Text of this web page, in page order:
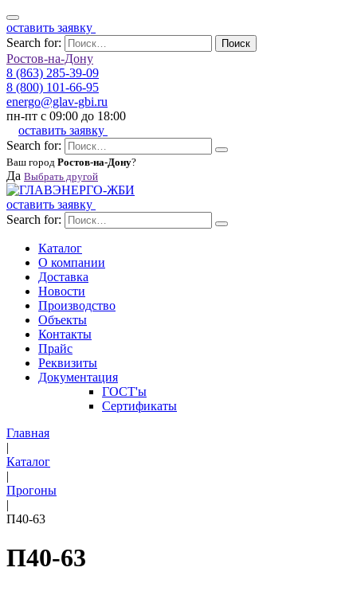
оставить заявку
Search for:
Поиск
Ростов-на-Дону
8 (863) 285-39-09
8 (800) 101-66-95
energo@glav-gbi.ru
пн-пт с 09:00 до 18:00
оставить заявку
Search for:
Ваш город Ростов-на-Дону?
Да Выбрать другой
оставить заявку
Search for:
Каталог
О компании
Доставка
Новости
Производство
Объекты
Контакты
Прайс
Реквизиты
Документация
ГОСТ'ы
Сертификаты
Главная
|
Каталог
|
Прогоны
|
П40-63
П40-63